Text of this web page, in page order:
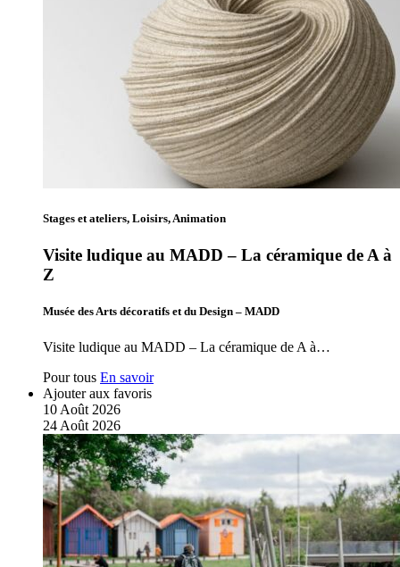
Stages et ateliers, Loisirs, Animation
Visite ludique au MADD – La céramique de A à
Z
Musée des Arts décoratifs et du Design – MADD
Visite ludique au MADD – La céramique de A à…
Pour tous En savoir
Ajouter aux favoris
10 Août 2026
24 Août 2026